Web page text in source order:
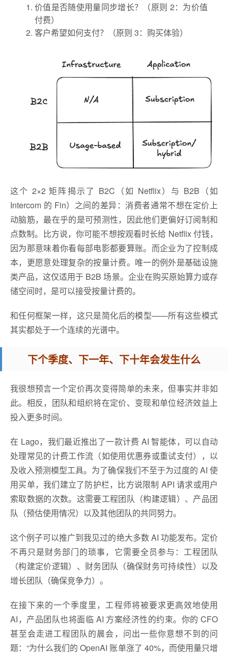
价值是否随使用量同步增长？（原则 2：为价值
付费）
客户希望如何支付？（原则 3：购买体验）
这个 2×2 矩阵揭示了 B2C（如 Netflix）与 B2B（如
Intercom 的 Fin）之间的差异：消费者通常不想在定价上
动脑筋，最在乎的是可预测性，因此他们更偏好订阅制和
点数制。比方说，你可能不想按观看时长给 Netflix 付钱，
因为那意味着你看每部电影都要算账。而企业为了控制成
本，更愿意处理复杂的按量计费。唯一的例外是基础设施
类产品，这仅适用于 B2B 场景。企业在购买原始算力或存
储空间时，是可以接受按量计费的。
和任何框架一样，这只是简化后的模型——所有这些模式
其实都处于一个连续的光谱中。
下个季度、下一年、下十年会发生什么
我很想预言一个定价再次变得简单的未来，但事实并非如
此。相反，团队和组织将在定价、变现和单位经济效益上
投入更多时间。
在 Lago，我们最近推出了一款计费 AI 智能体，可以自动
处理常见的计费工作流（如使用优惠券或重试支付），以
及收入预测模型工具。为了确保我们不至于为过度的 AI 使
用买单，我们建立了防护栏，比方说限制 API 请求或用户
索取数据的次数。这需要工程团队（构建逻辑）、产品团
队（预估使用情况）以及其他团队的共同努力。
这个例子可以推广到我见过的绝大多数 AI 功能发布。定价
不再只是财务部门的琐事，它需要全员参与：工程团队
（构建定价逻辑）、财务团队（确保财务可持续性）以及
增长团队（确保竞争力）。
在接下来的一个季度里，工程师将被要求更高效地使用
AI，产品团队也将面临 AI 方案经济性的约束。你的 CFO
甚至会走进工程团队的晨会，问出一些你意想不到的问
题：“为什么我们的 OpenAI 账单涨了 40%，而使用量只增